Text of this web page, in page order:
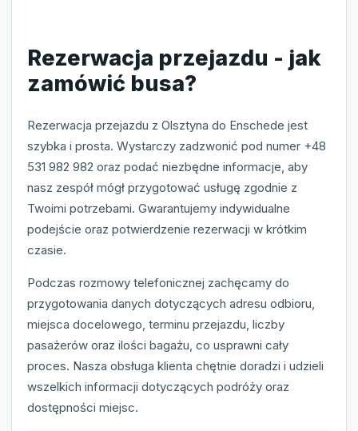
Rezerwacja przejazdu - jak
zamówić busa?
Rezerwacja przejazdu z Olsztyna do Enschede jest
szybka i prosta. Wystarczy zadzwonić pod numer +48
531 982 982 oraz podać niezbędne informacje, aby
nasz zespół mógł przygotować usługę zgodnie z
Twoimi potrzebami. Gwarantujemy indywidualne
podejście oraz potwierdzenie rezerwacji w krótkim
czasie.
Podczas rozmowy telefonicznej zachęcamy do
przygotowania danych dotyczących adresu odbioru,
miejsca docelowego, terminu przejazdu, liczby
pasażerów oraz ilości bagażu, co usprawni cały
proces. Nasza obsługa klienta chętnie doradzi i udzieli
wszelkich informacji dotyczących podróży oraz
dostępności miejsc.